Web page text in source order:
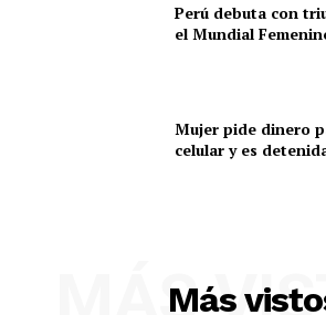
Perú debuta con
el Mundial
Mujer pide dinero
celular y es
Más
MÁS